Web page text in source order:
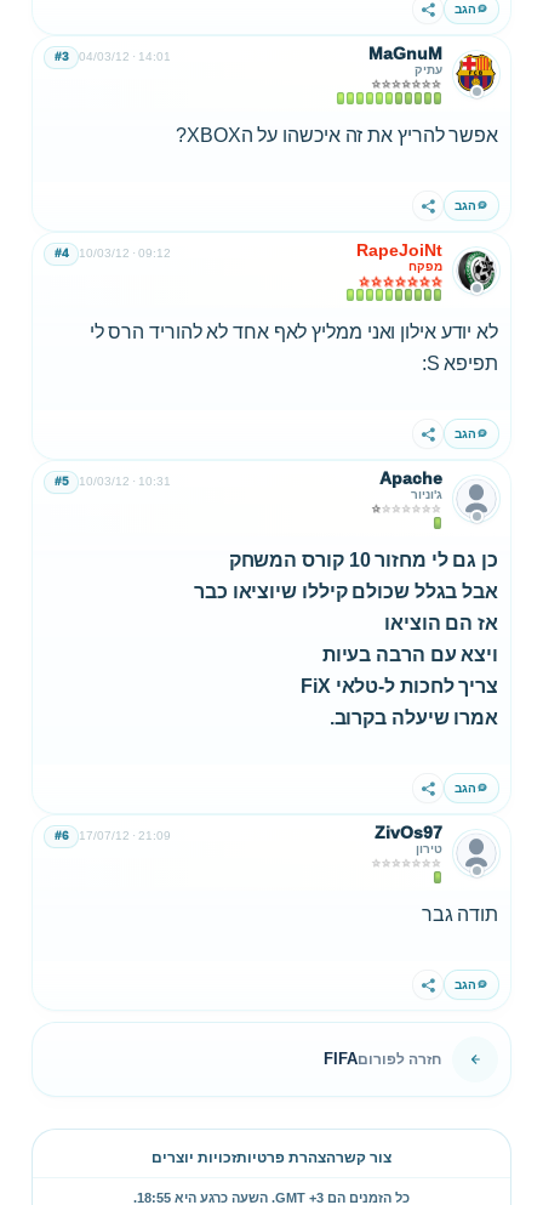
הגב שתף
MaGnuM
עתיק
04/03/12 14:01
#3
אפשר להריץ את זה איכשהו על הXBOX?
הגב שתף
RapeJoiNt
מפקח
10/03/12 09:12
#4
לא יודע אילון ואני ממליץ לאף אחד לא להוריד הרס לי
תפיפא S:
הגב שתף
Apache
ג'וניור
10/03/12 10:31
#5
כן גם לי מחזור 10 קורס המשחק
אבל בגלל שכולם קיללו שיוציאו כבר
אז הם הוציאו
ויצא עם הרבה בעיות
צריך לחכות ל-טלאי FiX
אמרו שיעלה בקרוב.
הגב שתף
ZivOs97
טירון
17/07/12 21:09
#6
תודה גבר
הגב שתף
חזרה לפורוםFIFA
צור קשרהצהרת פרטיותזכויות יוצרים
כל הזמנים הם GMT +3. השעה כרגע היא 18:55
.